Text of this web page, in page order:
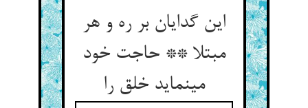
این گدایان بر ره و هر
مبتلا ** حاجت خود
می‏نماید خلق را